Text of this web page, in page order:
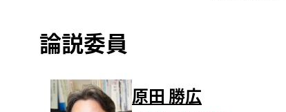
論説委員
原田 勝広